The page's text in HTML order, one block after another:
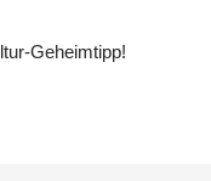
Geheimtipp!